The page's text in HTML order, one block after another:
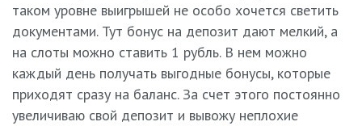
таком уровне выигрышей не особо хочется светить
документами. Тут бонус на депозит дают мелкий, а
на слоты можно ставить 1 рубль. В нем можно
каждый день получать выгодные бонусы, которые
приходят сразу на баланс. За счет этого постоянно
увеличиваю свой депозит и вывожу неплохие